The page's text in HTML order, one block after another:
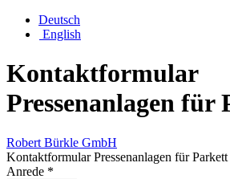
Deutsch
English
Kontaktformular
Pressenanlagen für
Robert Bürkle GmbH
Kontaktformular Pressenanlagen für Parkett
Anrede *